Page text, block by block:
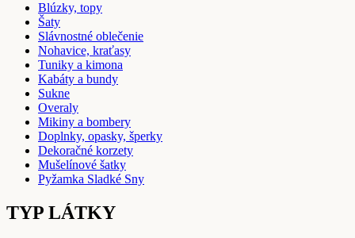
Blúzky, topy
Šaty
Slávnostné oblečenie
Nohavice, kraťasy
Tuniky a kimona
Kabáty a bundy
Sukne
Overaly
Mikiny a bombery
Doplnky, opasky, šperky
Dekoračné korzety
Mušelínové šatky
Pyžamka Sladké Sny
TYP LÁTKY